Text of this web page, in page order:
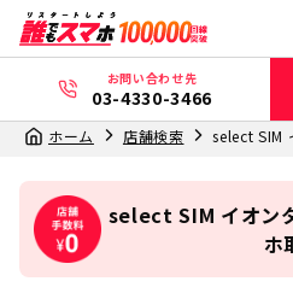
お問い合わせ先
03-4330-3466
ホーム 店舗検索 select SIM
select SIM イオン
ホ